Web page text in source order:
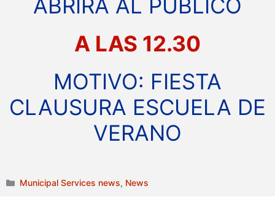
ABRIRÁ AL PÚBLICO
A LAS 12.30
MOTIVO: FIESTA
CLAUSURA ESCUELA DE
VERANO
Categories
Municipal Services news, News